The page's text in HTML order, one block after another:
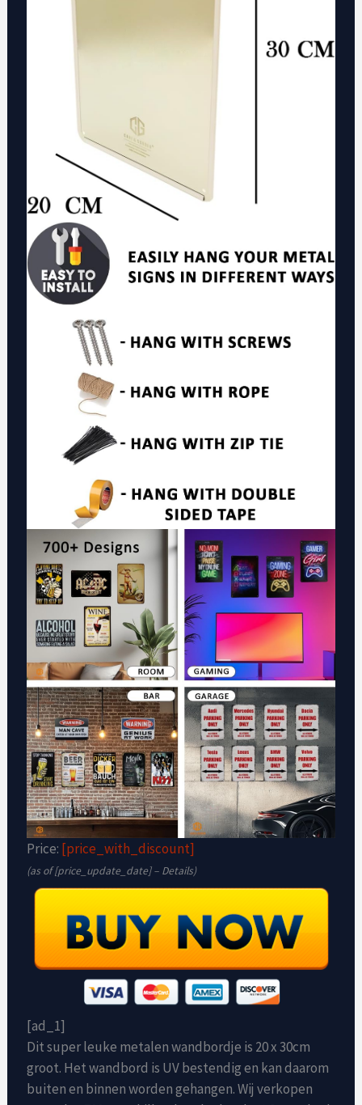
Price: [price_with_discount]
(as of [price_update_date] – Details)
[ad_1]
Dit super leuke metalen wandbordje is 20 x 30cm
groot. Het wandbord is UV bestendig en kan daarom
buiten en binnen worden gehangen. Wij verkopen